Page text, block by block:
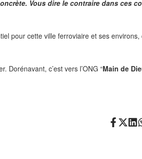
Vous dire le contraire dans ces
pour cette ville ferroviaire et ses environs,
Dorénavant, c’est vers l’ONG “Main de